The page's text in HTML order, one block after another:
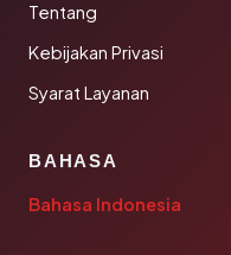
Tentang
Kebijakan Privasi
Syarat Layanan
BAHASA
Bahasa Indonesia